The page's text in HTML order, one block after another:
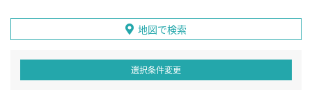
地図で検索
選択条件変更